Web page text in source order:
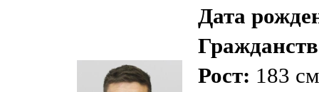
Дата
Рост: 183